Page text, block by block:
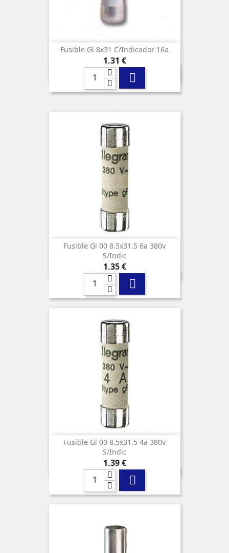
Fusible Gl 8x31 C/indicador 16a
Precio
1,31 €

Fusible Gl 00 8.5x31.5 6a 380v
S/indic
Precio
1,35 €

Fusible Gl 00 8.5x31.5 4a 380v
S/indic
Precio
1,39 €
